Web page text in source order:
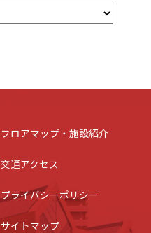
フロアマップ・施設紹介
交通アクセス
プライバシーポリシー
サイトマップ